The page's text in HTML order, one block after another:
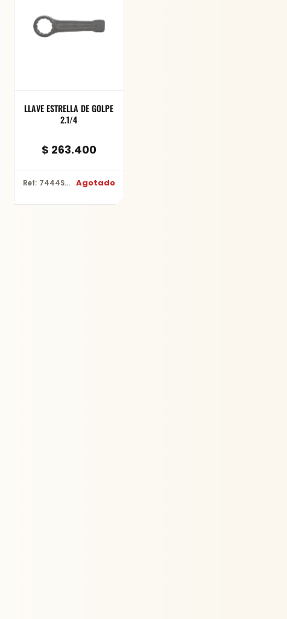
LLAVE ESTRELLA DE GOLPE
2.1/4
$ 263.400
Ref: 7444SG-Z-2.1/4 Agotado